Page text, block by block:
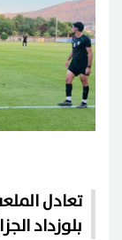
تعادل
بلوزداد